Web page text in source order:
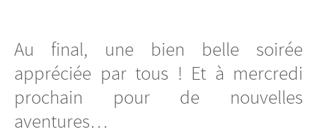
Au final, une bien belle soirée
appréciée par tous ! Et à mercredi
prochain pour de nouvelles
aventures…